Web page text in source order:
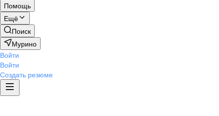
Помощь
Ещё
Поиск
Мурино
Войти
Войти
Создать резюме